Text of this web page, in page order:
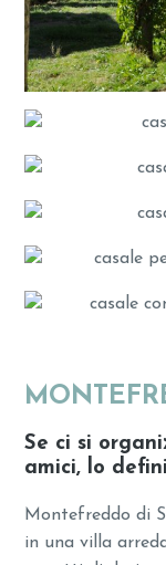
Se ci si
amici, lo
Montefreddo di
in una villa